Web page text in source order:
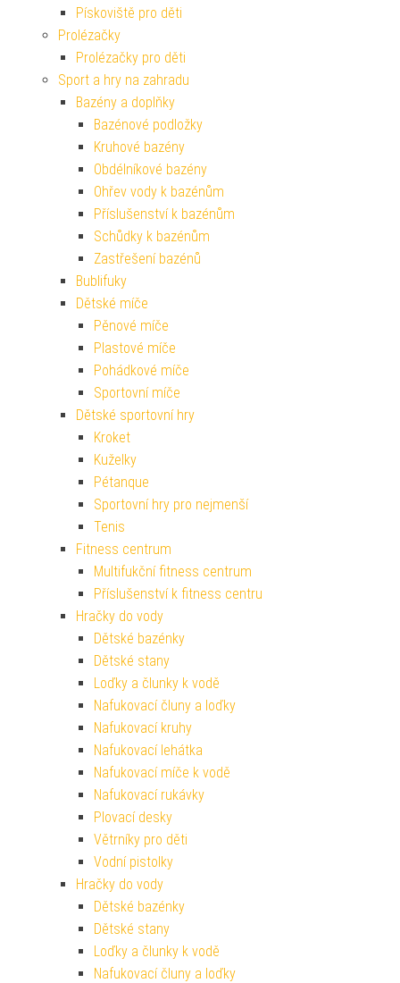
Pískoviště pro děti
Prolézačky
Prolézačky pro děti
Sport a hry na zahradu
Bazény a doplňky
Bazénové podložky
Kruhové bazény
Obdélníkové bazény
Ohřev vody k bazénům
Příslušenství k bazénům
Schůdky k bazénům
Zastřešení bazénů
Bublifuky
Dětské míče
Pěnové míče
Plastové míče
Pohádkové míče
Sportovní míče
Dětské sportovní hry
Kroket
Kuželky
Pétanque
Sportovní hry pro nejmenší
Tenis
Fitness centrum
Multifukční fitness centrum
Příslušenství k fitness centru
Hračky do vody
Dětské bazénky
Dětské stany
Loďky a člunky k vodě
Nafukovací čluny a loďky
Nafukovací kruhy
Nafukovací lehátka
Nafukovací míče k vodě
Nafukovací rukávky
Plovací desky
Větrníky pro děti
Vodní pistolky
Hračky do vody
Dětské bazénky
Dětské stany
Loďky a člunky k vodě
Nafukovací čluny a loďky